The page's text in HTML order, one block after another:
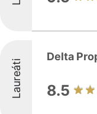
Laureáti
Delta
8.5